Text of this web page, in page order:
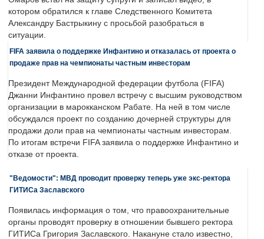
котором обратился к главе Следственного Комитета
Александру Бастрыкину с просьбой разобраться в
ситуации.
FIFA заявила о поддержке Инфантино и отказалась от проекта о
продаже прав на чемпионаты частным инвесторам
Президент Международной федерации футбола (FIFA)
Джанни Инфантино провел встречу с высшим руководством
организации в марокканском Рабате. На ней в том числе
обсуждался проект по созданию дочерней структуры для
продажи доли прав на чемпионаты частным инвесторам.
По итогам встречи FIFA заявила о поддержке Инфантино и
отказе от проекта.
"Ведомости": МВД проводит проверку теперь уже экс-ректора
ГИТИСа Заславского
Появилась информация о том, что правоохранительные
органы проводят проверку в отношении бывшего ректора
ГИТИСа Григория Заславского. Накануне стало известно,